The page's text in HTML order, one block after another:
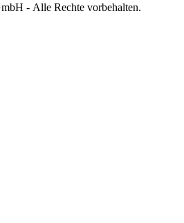
- Alle Rechte vorbehalten.